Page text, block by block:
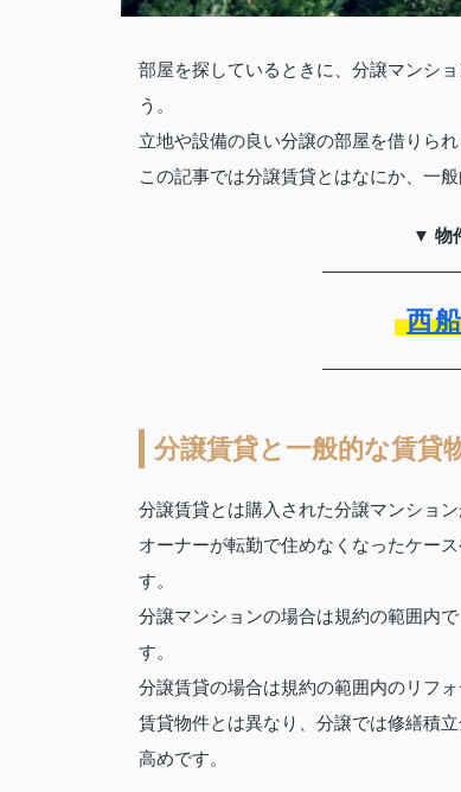
部屋を探しているときに、分譲マンシ
う。
立地や設備の良い分譲の部屋を借りら
この記事では分譲賃貸とはなにか、一
▼ 物
西
分譲賃貸と一般的な賃貸
分譲賃貸とは購入された分譲マンショ
オーナーが転勤で住めなくなったケー
す。
分譲マンションの場合は規約の範囲内
す。
分譲賃貸の場合は規約の範囲内のリフ
賃貸物件とは異なり、分譲では修繕積
高めです。